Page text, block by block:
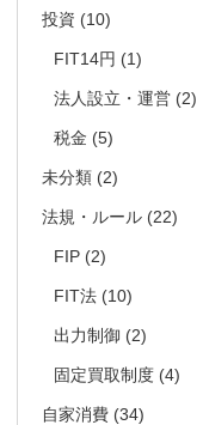
投資 (10)
FIT14円 (1)
法人設立・運営 (2)
税金 (5)
未分類 (2)
法規・ルール (22)
FIP (2)
FIT法 (10)
出力制御 (2)
固定買取制度 (4)
自家消費 (34)